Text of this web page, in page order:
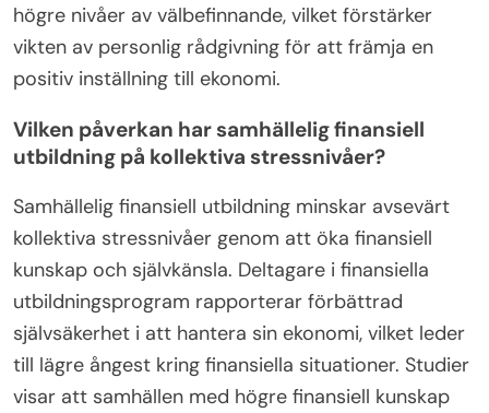
högre nivåer av välbefinnande, vilket förstärker
vikten av personlig rådgivning för att främja en
positiv inställning till ekonomi.
Vilken påverkan har samhällelig finansiell
utbildning på kollektiva stressnivåer?
Samhällelig finansiell utbildning minskar avsevärt
kollektiva stressnivåer genom att öka finansiell
kunskap och självkänsla. Deltagare i finansiella
utbildningsprogram rapporterar förbättrad
självsäkerhet i att hantera sin ekonomi, vilket leder
till lägre ångest kring finansiella situationer. Studier
visar att samhällen med högre finansiell kunskap